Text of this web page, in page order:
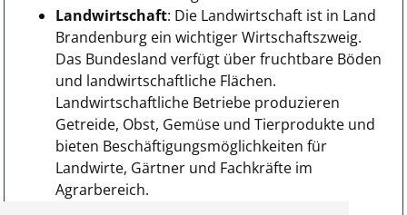
Landwirtschaft: Die Landwirtschaft ist in Land
Brandenburg ein wichtiger Wirtschaftszweig.
Das Bundesland verfügt über fruchtbare Böden
und landwirtschaftliche Flächen.
Landwirtschaftliche Betriebe produzieren
Getreide, Obst, Gemüse und Tierprodukte und
bieten Beschäftigungsmöglichkeiten für
Landwirte, Gärtner und Fachkräfte im
Agrarbereich.